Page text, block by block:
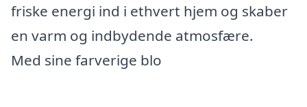
friske energi ind i ethvert hjem og skaber
en varm og indbydende atmosfære.
Med sine farverige blo